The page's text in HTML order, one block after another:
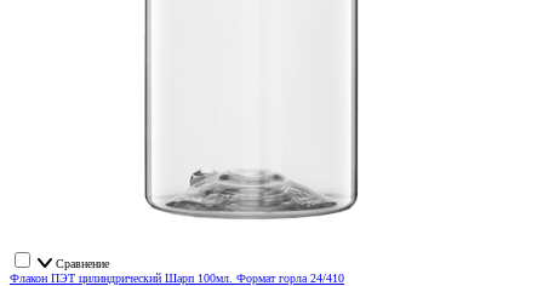
Сравнение
Флакон ПЭТ цилиндрический Шарп 100мл. Формат горла 24/410